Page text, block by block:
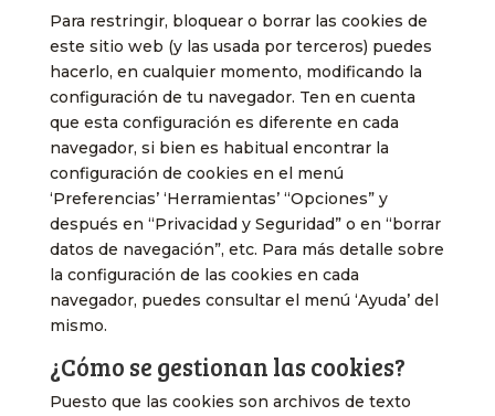
Para restringir, bloquear o borrar las cookies de
este sitio web (y las usada por terceros) puedes
hacerlo, en cualquier momento, modificando la
configuración de tu navegador. Ten en cuenta
que esta configuración es diferente en cada
navegador, si bien es habitual encontrar la
configuración de cookies en el menú
‘Preferencias’ ‘Herramientas’ “Opciones” y
después en “Privacidad y Seguridad” o en “borrar
datos de navegación”, etc. Para más detalle sobre
la configuración de las cookies en cada
navegador, puedes consultar el menú ‘Ayuda’ del
mismo.
¿Cómo se gestionan las cookies?
Puesto que las cookies son archivos de texto